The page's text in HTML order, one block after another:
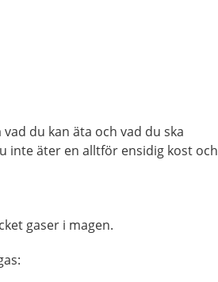
du kan äta och vad du ska
inte äter en alltför ensidig kost och
gaser i magen.